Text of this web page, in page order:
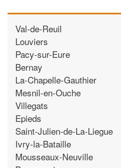
Val-de-Reuil
Louviers
Pacy-sur-Eure
Bernay
La-Chapelle-Gauthier
Mesnil-en-Ouche
Villegats
Epieds
Saint-Julien-de-La-Liegue
Ivry-la-Bataille
Mousseaux-Neuville